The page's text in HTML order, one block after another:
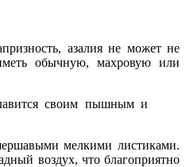
азалия не может не
обычную, махровую или
своим пышным и
мелкими листиками.
воздух, что благоприятно